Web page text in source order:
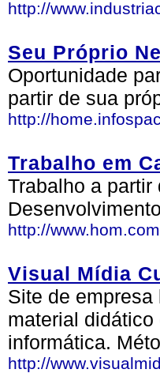
http://
Seu Próprio
Oportunidade
partir de sua
http://
Trabalho em
Trabalho a
http://
Visual Mídia
Site de
material
informática.
http://